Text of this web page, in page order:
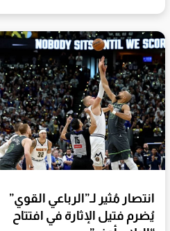
انتصار مُثير لـ”الرباعي القوي”
يُضرم فتيل الإثارة في افتتاح